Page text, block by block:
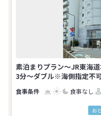
素泊まりプラン～JR東海
3分～ダブル※海側指定不
食事なし
お